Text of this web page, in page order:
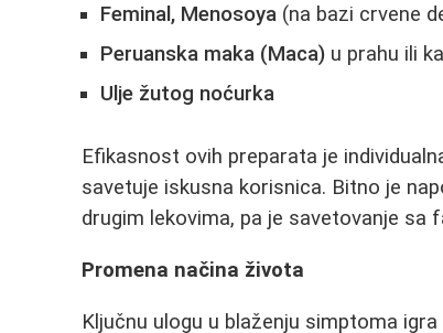
Feminal, Menosoya (na bazi crvene
Peruanska maka (Maca) u prahu ili
Ulje žutog noćurka
Efikasnost ovih preparata je
savetuje iskusna korisnica. Bitno je
drugim lekovima, pa je savetovanje
Promena načina života
Ključnu ulogu u blaženju simptoma